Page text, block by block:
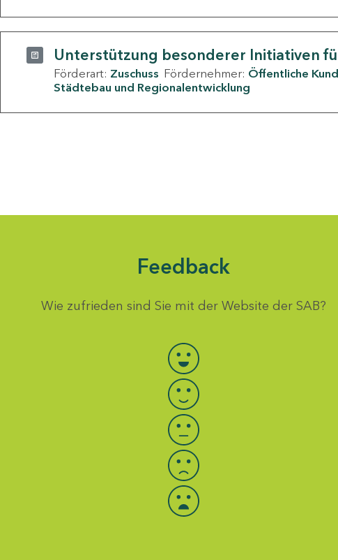
Unterstützung besonderer Initiativen
Förderart: Zuschuss Fördernehmer: Öffentliche
Städtebau und Regionalentwicklung
Feedback
Wie zufrieden sind Sie mit der Website der SAB?
Bewertung auswählen